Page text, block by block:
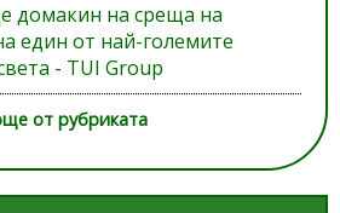
домакин на среща на
един от най-големите
- TUI Group
от рубриката